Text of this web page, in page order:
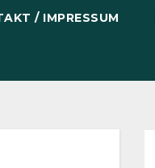
/ IMPRESSUM